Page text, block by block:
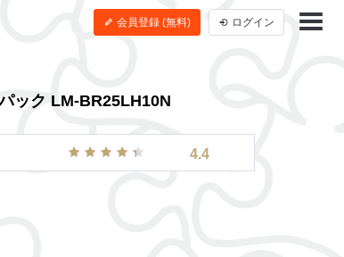
会員登録 (無料) ログイン
4.4
ック LM-BR25LH10N